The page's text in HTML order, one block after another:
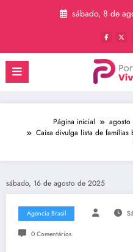
sábado, 8 de
Página inicial agosto
Caixa divulga lista de
sábado, 16 de agosto de 2025
Agencia Brasil
0 Comentários